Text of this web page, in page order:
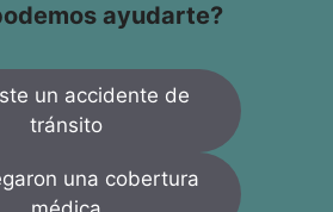
ayudarte?
un accidente de
tránsito
una cobertura